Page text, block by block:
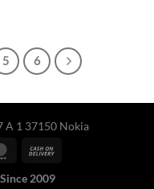
5 6
A 1 37150 Nokia
2009